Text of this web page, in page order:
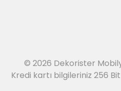
© 2026 Dekorister
Kredi kartı bilgileriniz 256